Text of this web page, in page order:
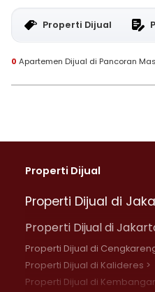
Properti Dijual
0 Apartemen Dijual di Pancoran
Properti Dijual
Properti Dijual di
Properti Dijual di
Properti Dijual di
Properti Dijual di Kalideres >
Properti Dijual di